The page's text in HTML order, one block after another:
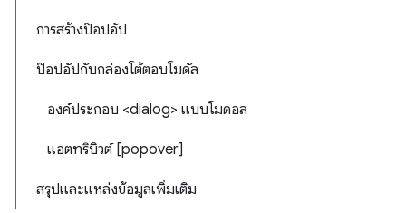
การสร้างป๊อปอัป
ป๊อปอัปกับกล่องโต้ตอบโมดัล
องค์ประกอบ <dialog> แบบโมดอล
แอตทริบิวต์ [popover]
สรุปและแหล่งข้อมูลเพิ่มเติม